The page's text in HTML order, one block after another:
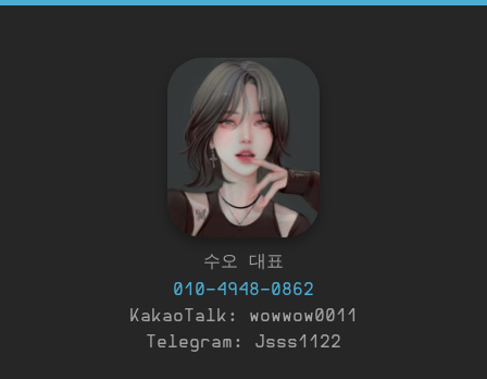
수오 대표
010-4948-0862
KakaoTalk: wowwow0011
Telegram: Jsss1122